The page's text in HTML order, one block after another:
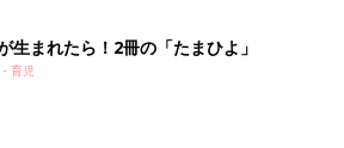
わせて合同保育になる園は多いのです
り、乳児と幼児を分けていなかったりす
になっている場合があります。
保育を見ることは難しいですが、合同保
て質問してみてもよいでしょう。
生まれたら！2冊の「たまひよ」
育児